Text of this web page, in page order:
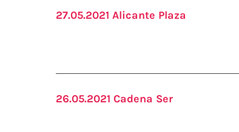
27.05.2021 Alicante Plaza
26.05.2021 Cadena Ser